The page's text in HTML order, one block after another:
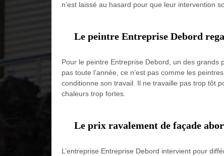
n’est laissé au hasard pour que leur intervention
Le peintre Entreprise Debord
Pour le peintre Entreprise Debord, un des
pas toute l’année, ce n’est pas comme les
conditionne son travail. Il ne travaille pas trop tôt
chaleurs trop fortes.
Le prix ravalement de façade
L’entreprise Entreprise Debord intervient pour